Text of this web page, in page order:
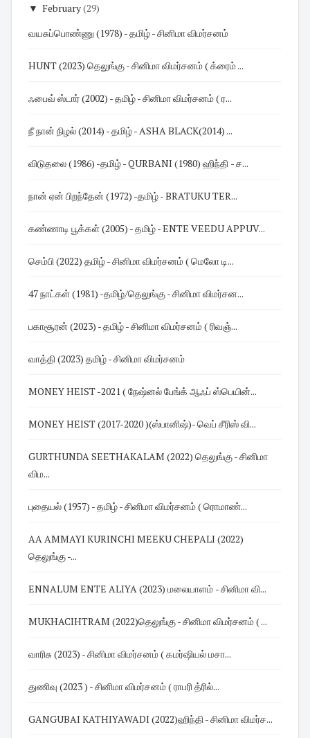
▼ February(29)
வயசுப்பொண்ணு (1978) - தமிழ் - சினிமா விமர்சனம்
HUNT (2023) தெலுங்கு - சினிமா விமர்சனம் ( க்ரைம் ...
ஃபைவ் ஸ்டார் (2002) - தமிழ் - சினிமா விமர்சனம் ( ர...
நீ நான் நிழல் (2014) - தமிழ் - ASHA BLACK(2014) ...
விடுதலை (1986) -தமிழ் - QURBANI (1980) ஹிந்தி - ச...
நான் ஏன் பிறந்தேன் (1972) -தமிழ் - BRATUKU TER...
கண்ணாடி பூக்கள் (2005) - தமிழ் - ENTE VEEDU APPUV...
செம்பி (2022) தமிழ் - சினிமா விமர்சனம் ( மெலோ டி...
47 நாட்கள் (1981) -தமிழ்/தெலுங்கு - சினிமா விமர்சன...
பகாசூரன் (2023) - தமிழ் - சினிமா விமர்சனம் ( ரிவஞ்...
வாத்தி (2023) தமிழ் - சினிமா விமர்சனம்
MONEY HEIST -2021 ( நேஷ்னல் பேங்க் ஆஃப் ஸ்பெயின்...
MONEY HEIST (2017-2020 )(ஸ்பானிஷ்)- வெப் சீரிஸ் வி...
GURTHUNDA SEETHAKALAM (2022) தெலுங்கு - சினிமா
விம...
புதையல் (1957) - தமிழ் - சினிமா விமர்சனம் ( ரொமாண்...
AA AMMAYI KURINCHI MEEKU CHEPALI (2022)
தெலுங்கு -...
ENNALUM ENTE ALIYA (2023) மலையாளம் - சினிமா வி...
MUKHACIHTRAM (2022)தெலுங்கு - சினிமா விமர்சனம் ( ...
வாரிசு (2023) - சினிமா விமர்சனம் ( கமர்ஷியல் மசா...
துணிவு (2023 ) - சினிமா விமர்சனம் ( ராபரி த்ரில்...
GANGUBAI KATHIYAWADI (2022)ஹிந்தி - சினிமா விமர்ச...